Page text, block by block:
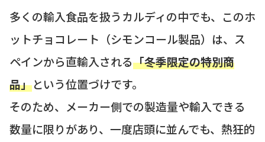
多くの輸入食品を扱うカルディの中でも、このホ
ットチョコレート（シモンコール製品）は、ス
ペインから直輸入される「冬季限定の特別商
品」という位置づけです。
そのため、メーカー側での製造量や輸入できる
数量に限りがあり、一度店頭に並んでも、熱狂的